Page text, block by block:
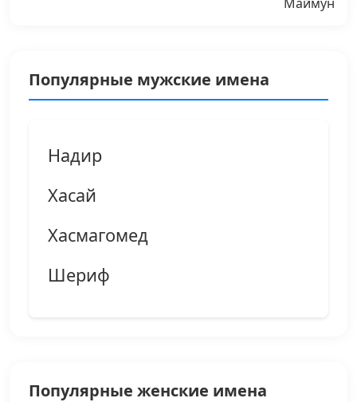
Популярные мужские имена
Надир
Хасай
Хасмагомед
Шериф
Популярные женские имена